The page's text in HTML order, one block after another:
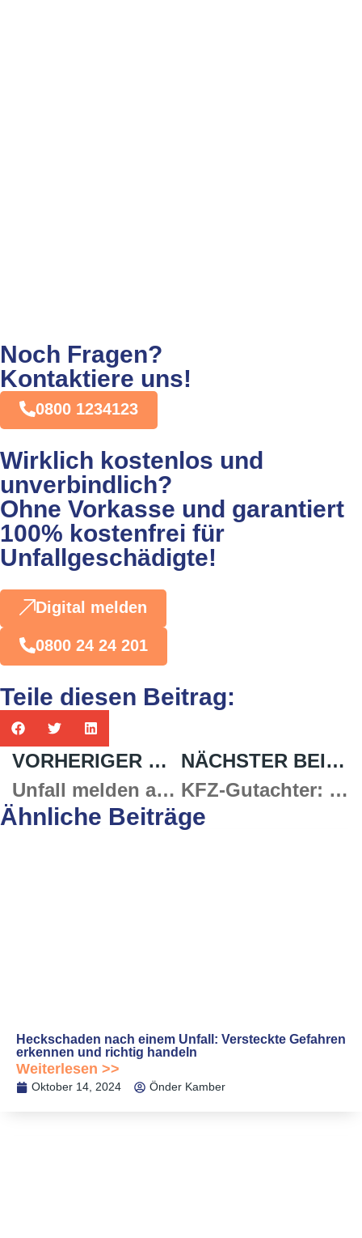
Noch Fragen?
Kontaktiere uns!
0800 1234123
Wirklich kostenlos und
unverbindlich?
Ohne Vorkasse und garantiert
100% kostenfrei für
Unfallgeschädigte!
Digital melden
0800 24 24 201
Teile diesen Beitrag:
VORHERIGER BEITRAG
Unfall melden als Geschädigter: Rechte, Pflichten & Versicherung informieren
NÄCHSTER BEITRAG
KFZ-Gutachter: So erhältst Du Dein kostenloses Gutachten und eine faire Schadensregulierung
Ähnliche Beiträge
Heckschaden nach einem Unfall: Versteckte Gefahren
erkennen und richtig handeln
Weiterlesen >>
Oktober 14, 2024 Önder Kamber